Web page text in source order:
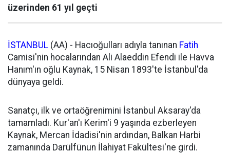
üzerinden 61 yıl geçti
İSTANBUL (AA) - Hacıoğulları adıyla tanınan Fatih
Camisi'nin hocalarından Ali Alaeddin Efendi ile Havva
Hanım'ın oğlu Kaynak, 15 Nisan 1893'te İstanbul'da
dünyaya geldi.
Sanatçı, ilk ve ortaöğrenimini İstanbul Aksaray'da
tamamladı. Kur'an'ı Kerim'i 9 yaşında ezberleyen
Kaynak, Mercan İdadisi'nin ardından, Balkan Harbi
zamanında Darülfünun İlahiyat Fakültesi'ne girdi.